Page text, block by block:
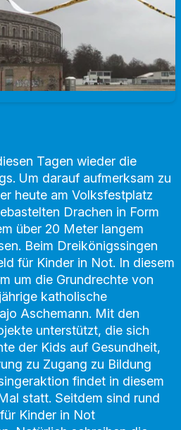
Tagen wieder die
Um darauf aufmerksam zu
heute am Volksfestplatz
Drachen in Form
über 20 Meter langem
Beim Dreikönigssingen
für Kinder in Not. In diesem
um die Grundrechte von
katholische
Aschemann. Mit den
unterstützt, die sich
der Kids auf Gesundheit,
zu Zugang zu Bildung
findet in diesem
statt. Seitdem sind rund
Kinder in Not